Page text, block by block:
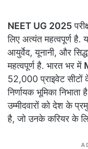
NEET UG 2025
लिए अत्यंत महत्वपूर्ण है.
आयुर्वेद, यूनानी, और
महत्वपूर्ण है. भारत भर में
52,000 प्राइवेट सीटों
निर्णायक भूमिका निभाता
उम्मीदवारों को देश के
है, जो उनके करियर के